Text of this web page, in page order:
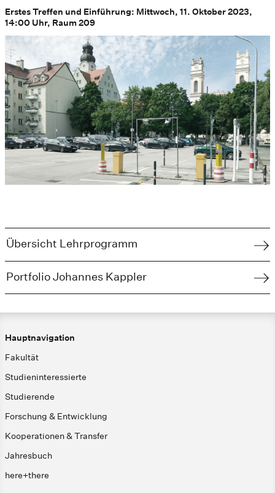
Erstes Treffen und Einführung: Mittwoch, 11. Oktober 2023,
14:00 Uhr, Raum 209
Übersicht Lehrprogramm
Portfolio Johannes Kappler
Hauptnavigation
Fakultät
Studieninteressierte
Studierende
Forschung & Entwicklung
Kooperationen & Transfer
Jahresbuch
here+there